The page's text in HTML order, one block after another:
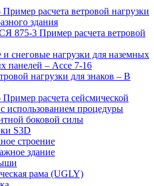
расчета ветровой нагрузки
здания
875-3 Пример расчета ветровой
снеговые нагрузки для наземных
панелей – Ассе 7-16
нагрузки для знаков – В
расчета сейсмической
использованием процедуры
боковой силы
S3D
строение
здание
рама (UGLY)